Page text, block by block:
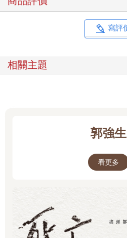
寫評
相關主題
郭強生
看更多